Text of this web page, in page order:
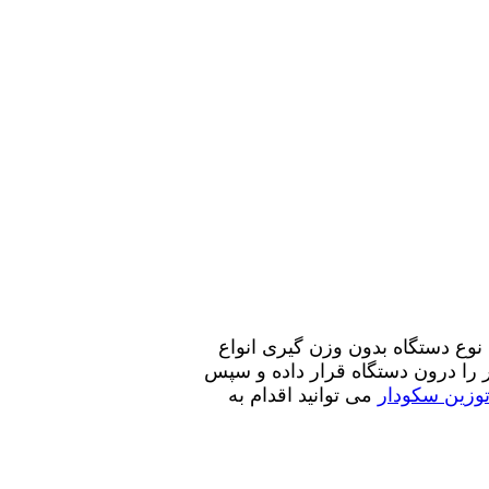
دستگاه بدون وزن گیری انواع
را درون دستگاه قرار داده و سپس
سکودار می توانید اقدام به